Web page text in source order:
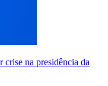
crise na presidência da